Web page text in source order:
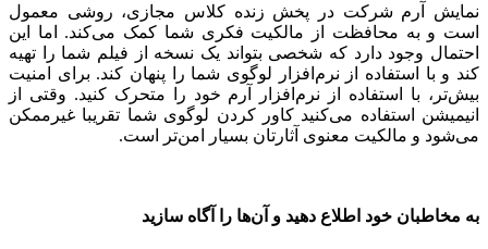
نمایش آرم شرکت در پخش زنده کلاس مجازی، روشی معمول
است و به محافظت از مالکیت فکری شما کمک می‌کند. اما این
احتمال وجود دارد که شخصی بتواند یک نسخه از فیلم شما را تهیه
کند و با استفاده از نرم‌افزار لوگوی شما را پنهان کند. برای امنیت
بیش‌تر، با استفاده از نرم‌افزار آرم خود را متحرک کنید. وقتی از
انیمیشن استفاده می‌کنید کاور کردن لوگوی شما تقریبا غیرممکن
می‌شود و مالکیت معنوی آثارتان بسیار امن‌تر است.
به مخاطبان خود اطلاع دهید و آن‌ها را آگاه سازید